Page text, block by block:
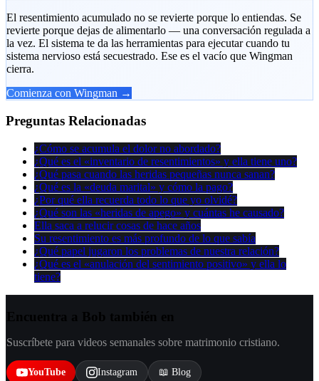
El resentimiento acumulado no se revierte porque lo entiendas. Se
revierte porque dejas de alimentarlo — una conversación regulada a
la vez. El sistema te da las herramientas para ejecutar cuando tu
sistema nervioso está secuestrado. Ese es el vacío que Wingman
cierra.
Comienza con Wingman →
Preguntas Relacionadas
¿Cómo se acumula el dolor no abordado?
¿Qué es el «inventario de resentimientos» y ella tiene uno?
¿Qué pasa cuando las heridas pequeñas nunca sanan?
¿Qué es la «deuda marital» y cómo la pago?
¿Por qué ella recuerda todo lo que yo olvidé?
¿Qué son las «heridas de apego» y cuántas he causado?
Ella saca a relucir cosas de hace años
Su resentimiento es más profundo de lo que sabía
¿Qué papel jugaron los problemas de nuestra relación?
¿Qué es el «anulación del sentimiento positivo» y ella lo
tiene?
Suscríbete para videos semanales sobre matrimonio cristiano.
YouTube Instagram 📖 Blog